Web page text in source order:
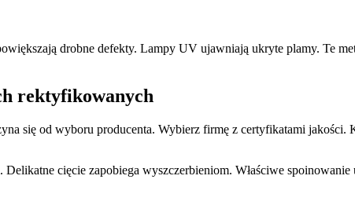
drobne defekty. Lampy UV ujawniają ukryte plamy. Te
rektyfikowanych
się od wyboru producenta. Wybierz firmę z certyfikatami
cięcie zapobiega wyszczerbieniom. Właściwe